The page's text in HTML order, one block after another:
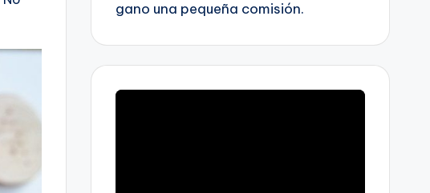
gano una pequeña comisión.